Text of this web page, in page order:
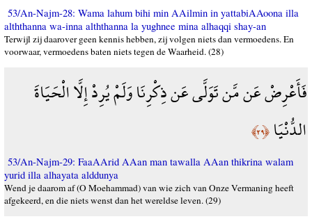
53/An-Najm-28: Wama lahum bihi min AAilmin in yattabiAAoona illa
alththanna wa-inna alththanna la yughnee mina alhaqqi shay-an
Terwijl zij daarover geen kennis hebben, zij volgen niets dan vermoedens. En
voorwaar, vermoedens baten niets tegen de Waarheid. (28)
فَأَعْرِضْ عَن مَّن تَوَلَّى عَن ذِكْرِنَا وَلَمْ يُرِدْ إِلَّا الْحَيَاةَ
الدُّنْيَا﴿٢٩﴾
53/An-Najm-29: FaaAArid AAan man tawalla AAan thikrina walam
yurid illa alhayata alddunya
Wend je daarom af (O Moehammad) van wie zich van Onze Vermaning heeft
afgekeerd, en die niets wenst dan het wereldse leven. (29)